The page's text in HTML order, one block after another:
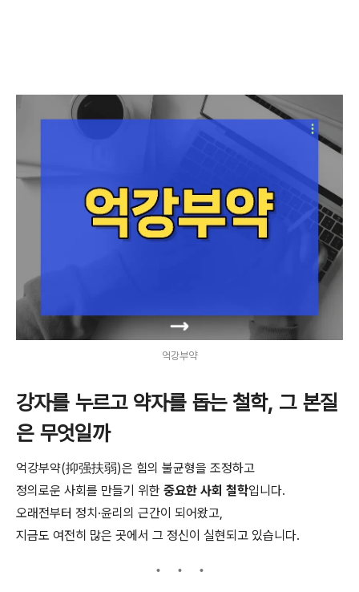
억강부약
강자를 누르고 약자를 돕는 철학, 그 본질
은 무엇일까
억강부약(抑强扶弱)은 힘의 불균형을 조정하고
정의로운 사회를 만들기 위한 중요한 사회 철학입니다.
오래전부터 정치·윤리의 근간이 되어왔고,
지금도 여전히 많은 곳에서 그 정신이 실현되고 있습니다.